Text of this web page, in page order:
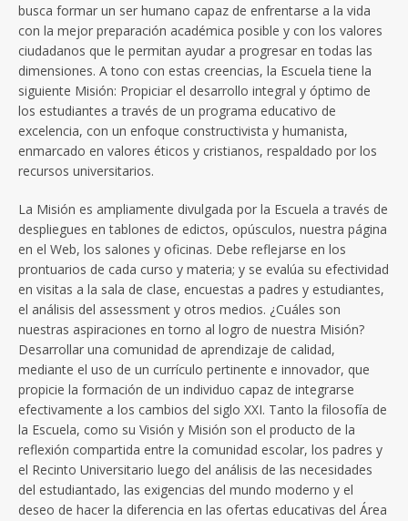
busca formar un ser humano capaz de enfrentarse a la vida
con la mejor preparación académica posible y con los valores
ciudadanos que le permitan ayudar a progresar en todas las
dimensiones. A tono con estas creencias, la Escuela tiene la
siguiente Misión: Propiciar el desarrollo integral y óptimo de
los estudiantes a través de un programa educativo de
excelencia, con un enfoque constructivista y humanista,
enmarcado en valores éticos y cristianos, respaldado por los
recursos universitarios.
La Misión es ampliamente divulgada por la Escuela a través de
despliegues en tablones de edictos, opúsculos, nuestra página
en el Web, los salones y oficinas. Debe reflejarse en los
prontuarios de cada curso y materia; y se evalúa su efectividad
en visitas a la sala de clase, encuestas a padres y estudiantes,
el análisis del assessment y otros medios. ¿Cuáles son
nuestras aspiraciones en torno al logro de nuestra Misión?
Desarrollar una comunidad de aprendizaje de calidad,
mediante el uso de un currículo pertinente e innovador, que
propicie la formación de un individuo capaz de integrarse
efectivamente a los cambios del siglo XXI. Tanto la filosofía de
la Escuela, como su Visión y Misión son el producto de la
reflexión compartida entre la comunidad escolar, los padres y
el Recinto Universitario luego del análisis de las necesidades
del estudiantado, las exigencias del mundo moderno y el
deseo de hacer la diferencia en las ofertas educativas del Área